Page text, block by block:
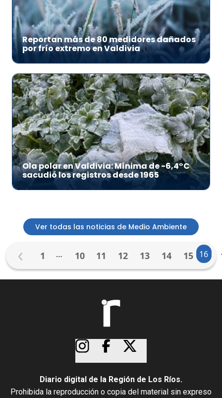
Reportan más de 80 medidores dañados
por frío extremo en Valdivia
Ola polar en Valdivia: Mínima de -6,4°C
sacudió los registros desde 1965
Ver todas las noticias de Medio Ambiente
1 … 10 11 12 13 14 15 16
Diario digital de la Región de Los Ríos.
Prohibida la reproducción o copia del material sin expreso